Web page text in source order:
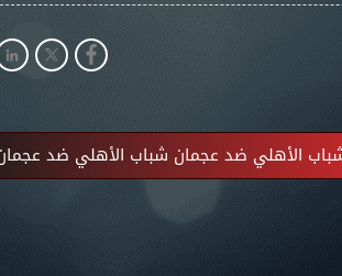
الأهلي ضد عجمان شباب الأهلي ضد